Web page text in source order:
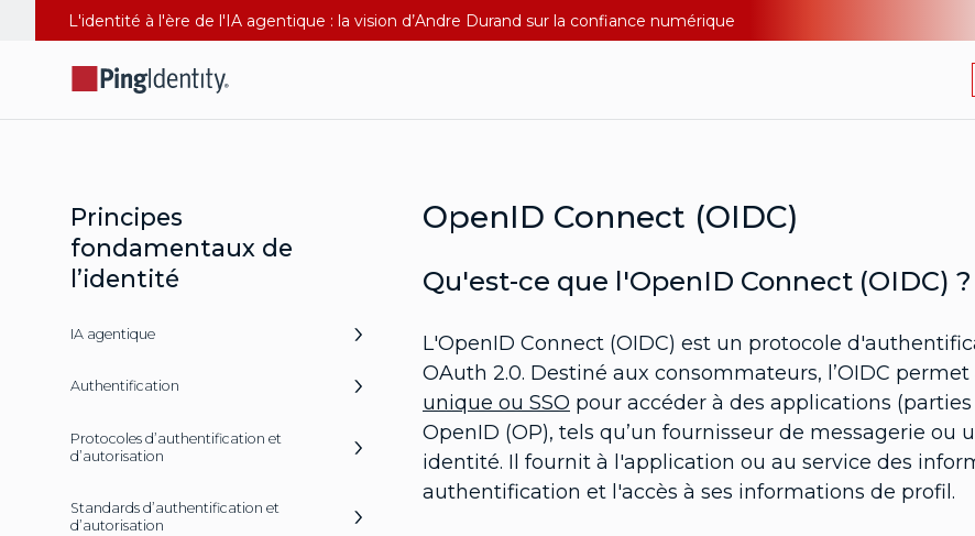
L'identité à l'ère de l'IA agentique : la vision d’Andre Durand sur la confiance numérique
Principes
fondamentaux de
l’identité
IA agentique
Authentification
Protocoles d’authentification et
d’autorisation
Standards d’authentification et
d’autorisation
OpenID Connect (OIDC)
Qu'est-ce que l'OpenID Connect (OIDC) ?
L'OpenID Connect (OIDC) est un protocole
OAuth 2.0. Destiné aux consommateurs, l’OIDC
unique ou SSO pour accéder à des applications
OpenID (OP), tels qu’un fournisseur de messagerie
identité. Il fournit à l'application ou au service des
authentification et l'accès à ses informations de profil.